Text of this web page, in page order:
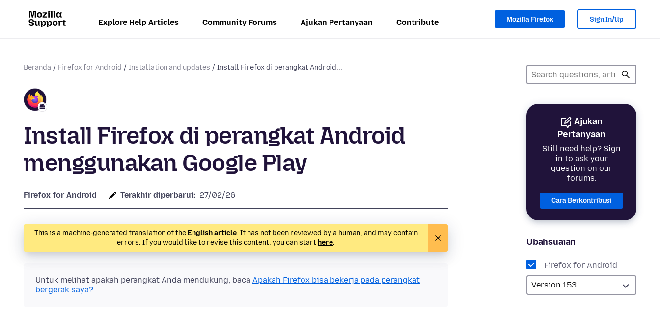
Explore Help Articles Community Forums Ajukan Pertanyaan Contribute Mozilla Firefox Sign In/Up
Beranda Firefox for Android Installation and updates Install Firefox di perangkat Android...
Ajukan
Pertanyaan
Still need help? Sign
in to ask your
question on our
forums.
Cara Berkontribusi
Ubahsuaian
Firefox for Android
Install Firefox di perangkat Android
menggunakan Google Play
Firefox for Android Terakhir diperbarui: 27/02/26
This is a machine-generated translation of the English article. It has not been reviewed by a human, and may contain
errors. If you would like to revise this content, you can start here.
Untuk melihat apakah perangkat Anda mendukung, baca Apakah Firefox bisa bekerja pada perangkat
bergerak saya?